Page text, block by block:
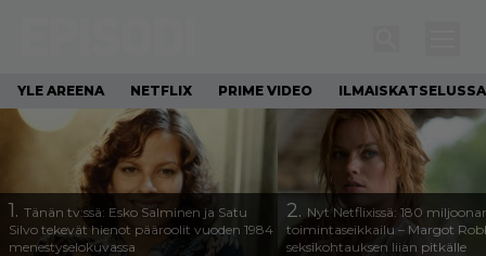
YLE AREENA NETFLIX PRIME VIDEO ILMAISKATSELUSSA
1. Tänän tv:ssä: Esko Salminen ja Satu
Silvo tekevät hienot pääroolit vuoden 1984
menestyselokuvassa
2. Nyt Netflixissä: 180
toimintaseikkailu – Margot
seksikohtauksen liian pitkälle